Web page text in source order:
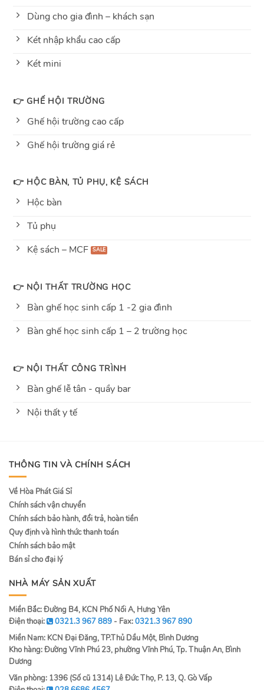
Dùng cho gia đình – khách sạn
Két nhập khẩu cao cấp
Két mini
👉 GHẾ HỘI TRƯỜNG
Ghế hội trường cao cấp
Ghế hội trường giá rẻ
👉 HỘC BÀN, TỦ PHỤ, KỆ SÁCH
Hộc bàn
Tủ phụ
Kệ sách – MCF
👉 NỘI THẤT TRƯỜNG HỌC
Bàn ghế học sinh cấp 1 -2 gia đình
Bàn ghế học sinh cấp 1 – 2 trường học
👉 NỘI THẤT CÔNG TRÌNH
Bàn ghế lễ tân - quầy bar
Nội thất y tế
THÔNG TIN VÀ CHÍNH SÁCH
Về Hòa Phát Giá Sỉ
Chính sách vận chuyển
Chính sách bảo hành, đổi trả, hoàn tiền
Quy định và hình thức thanh toán
Chính sách bảo mật
Bán sỉ cho đại lý
NHÀ MÁY SẢN XUẤT
Miền Bắc: Đường B4, KCN Phố Nối A, Hưng Yên
Điện thoại:
0321.3 967 889 - Fax:0321.3 967 890
Miền Nam: KCN Đại Đăng, TP.Thủ Dầu Một, Bình Dương
Kho hàng: Đường Vĩnh Phú 23, phường Vĩnh Phú, Tp. Thuận An, Bình
Dương
Văn phòng: 1396 (Số cũ 1314) Lê Đức Thọ, P. 13, Q. Gò Vấp